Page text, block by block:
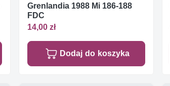
Grenlandia 1988 Mi 186-188
FDC
14,00 zł
Dodaj do koszyka